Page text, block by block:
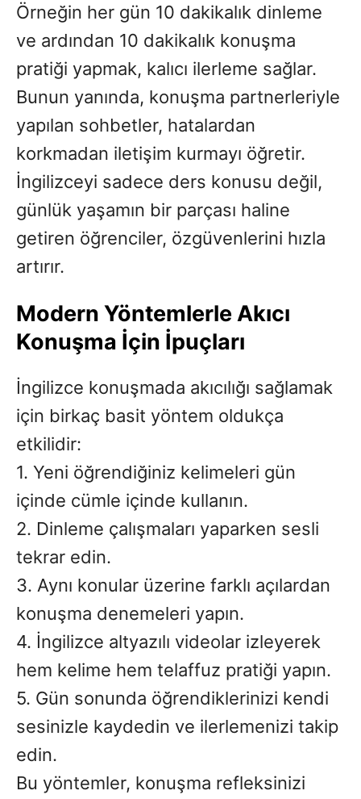
Örneğin her gün 10 dakikalık dinleme
ve ardından 10 dakikalık konuşma
pratiği yapmak, kalıcı ilerleme sağlar.
Bunun yanında, konuşma partnerleriyle
yapılan sohbetler, hatalardan
korkmadan iletişim kurmayı öğretir.
İngilizceyi sadece ders konusu değil,
günlük yaşamın bir parçası haline
getiren öğrenciler, özgüvenlerini hızla
artırır.
Modern Yöntemlerle Akıcı
Konuşma İçin İpuçları
İngilizce konuşmada akıcılığı sağlamak
için birkaç basit yöntem oldukça
etkilidir:
1. Yeni öğrendiğiniz kelimeleri gün
içinde cümle içinde kullanın.
2. Dinleme çalışmaları yaparken sesli
tekrar edin.
3. Aynı konular üzerine farklı açılardan
konuşma denemeleri yapın.
4. İngilizce altyazılı videolar izleyerek
hem kelime hem telaffuz pratiği yapın.
5. Gün sonunda öğrendiklerinizi kendi
sesinizle kaydedin ve ilerlemenizi takip
edin.
Bu yöntemler, konuşma refleksinizi